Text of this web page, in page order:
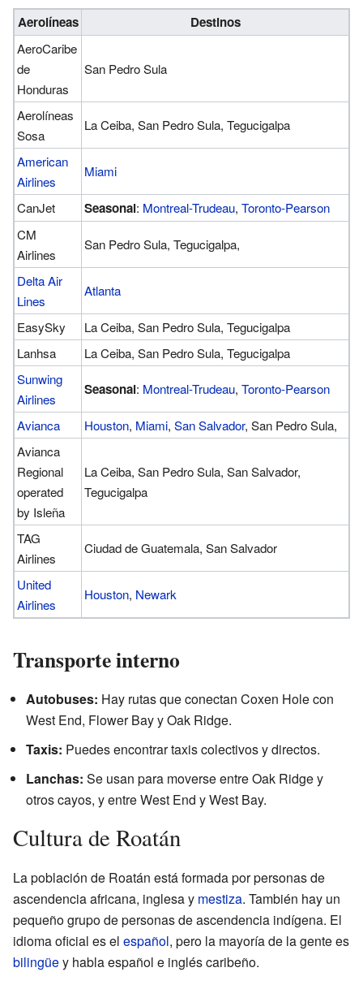
Aerolíneas Destinos
AeroCaribe
de
Honduras
San Pedro Sula
Aerolíneas
Sosa
La Ceiba, San Pedro Sula, Tegucigalpa
American
Airlines
Miami
CanJet Seasonal: Montreal-Trudeau,Toronto-Pearson
CM
Airlines
San Pedro Sula, Tegucigalpa,
Delta Air
Lines
Atlanta
EasySky
La Ceiba, San Pedro Sula, Tegucigalpa
Lanhsa
La Ceiba, San Pedro Sula, Tegucigalpa
Sunwing
Airlines
Seasonal: Montreal-Trudeau,Toronto-Pearson
Avianca Houston, Miami,San Salvador, San Pedro Sula,
Avianca
Regional
operated
by Isleña
La Ceiba, San Pedro Sula, San Salvador,
Tegucigalpa
TAG
Airlines
Ciudad de Guatemala, San Salvador
United
Airlines
Houston, Newark
Transporte interno
Autobuses: Hay rutas que conectan Coxen Hole con
West End, Flower Bay y Oak Ridge.
Taxis: Puedes encontrar taxis colectivos y directos.
Lanchas: Se usan para moverse entre Oak Ridge y
otros cayos, y entre West End y West Bay.
Cultura de Roatán
La población de Roatán está formada por personas de
ascendencia africana, inglesa y mestiza. También hay un
pequeño grupo de personas de ascendencia indígena. El
idioma oficial es el español, pero la mayoría de la gente es
bilingüey habla español e inglés caribeño.